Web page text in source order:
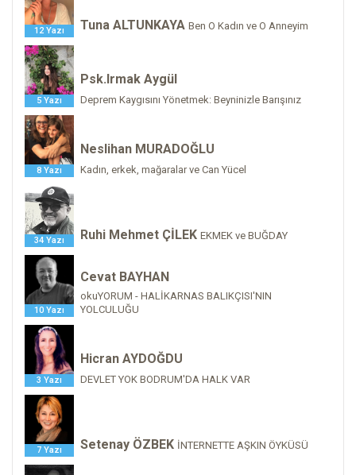
12 Yazı Tuna ALTUNKAYA Ben O Kadın ve O Anneyim
5 Yazı
Psk.Irmak Aygül
Deprem Kaygısını Yönetmek: Beyninizle Barışınız
8 Yazı
Neslihan MURADOĞLU
Kadın, erkek, mağaralar ve Can Yücel
34 Yazı Ruhi Mehmet ÇİLEK EKMEK ve BUĞDAY
10 Yazı
Cevat BAYHAN
okuYORUM - HALİKARNAS BALIKÇISI'NIN
YOLCULUĞU
3 Yazı
Hicran AYDOĞDU
DEVLET YOK BODRUM'DA HALK VAR
7 Yazı Setenay ÖZBEK İNTERNETTE AŞKIN ÖYKÜSÜ